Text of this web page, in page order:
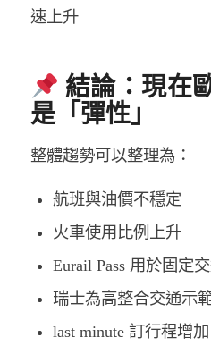
速上升
結論：現在
是「彈性」
整體趨勢可以整理為：
航班與油價不穩定
火車使用比例上升
Eurail Pass 用於固定
瑞士為高整合交通示
last minute 訂行程增加